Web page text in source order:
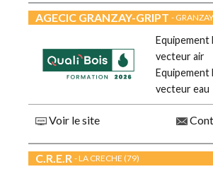
AGECIC GRANZAY-GRIPT -
Equipement
vecteur air
Equipement
vecteur eau
Voir le site
C.R.E.R - LA CRECHE (79)